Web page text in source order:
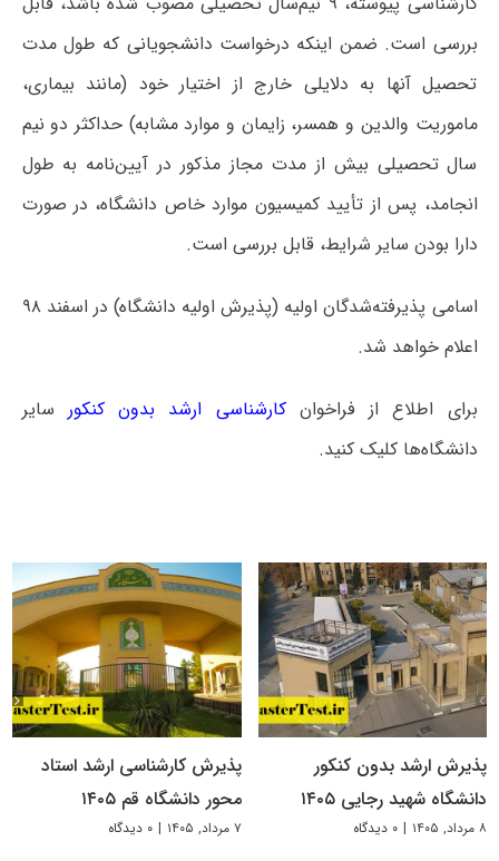
بررسی است. ضمن اینکه درخواست دانشجویانی که طول مدت
تحصیل آنها به دلایلی خارج از اختیار خود (مانند بیماری،
ماموریت والدین و همسر، زایمان و موارد مشابه) حداکثر دو نیم
­سال تحصیلی بیش از مدت مجاز مذکور در آیین‌نامه به طول
انجامد، پس از تأیید کمیسیون موارد خاص دانشگاه، در صورت
دارا بودن سایر شرایط، قابل بررسی است.
اسامی پذیرفته‌شدگان اولیه (پذیرش اولیه دانشگاه) در اسفند ۹۸
اعلام خواهد شد.
برای اطلاع از فراخوانکارشناسی ارشد بدون کنکور سایر
دانشگاه‌ها کلیک کنید.
پذیرش ارشد بدون کنکور
دانشگاه شهید رجایی ۱۴۰۵
۸ مرداد, ۱۴۰۵ | ۰ دیدگاه
پذیرش کارشناسی ارشد استاد
محور دانشگاه قم ۱۴۰۵
۷ مرداد, ۱۴۰۵ | ۰ دیدگاه